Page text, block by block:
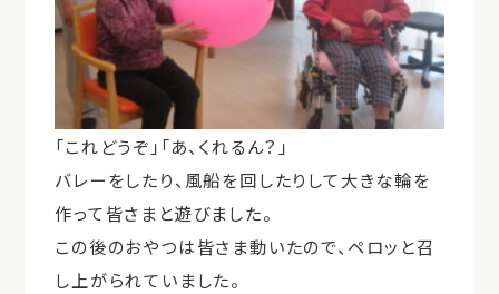
「これどうぞ」「あ、くれるん？」
バレーをしたり、風船を回したりして大きな輪を
作って皆さまと遊びました。
この後のおやつは皆さま動いたので、ペロッと召
し上がられていました。